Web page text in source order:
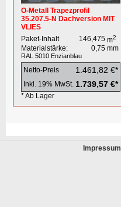
O-Metall Trapezprofil
35.207.5-N Dachversion MIT
VLIES
Paket-Inhalt
146,475 m2
Materialstärke: 0,75 mm
RAL 5010 Enzianblau
Netto-Preis 1.461,82 €*
Inkl. 19% MwSt. 1.739,57 €*
* Ab Lager
Impressum